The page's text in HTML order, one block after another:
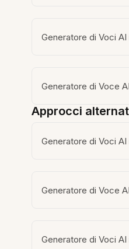
Generatore di Voci AI
Generatore di Voce
Approcci
Generatore di Voci AI
Generatore di Voce
Generatore di Voci AI